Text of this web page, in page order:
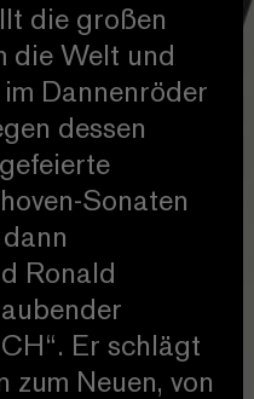
die großen
die Welt und
Dannenröder
dessen
Sonaten
Ronald
Er schlägt
zum Neuen, von